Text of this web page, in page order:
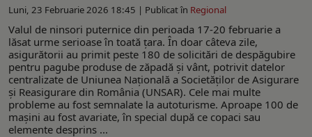
Luni, 23 Februarie 2026 18:45 | Publicat în Regional
Valul de ninsori puternice din perioada 17-20 februarie a
lăsat urme serioase în toată țara. În doar câteva zile,
asigurătorii au primit peste 180 de solicitări de despăgubire
pentru pagube produse de zăpadă și vânt, potrivit datelor
centralizate de Uniunea Națională a Societăților de Asigurare
și Reasigurare din România (UNSAR). Cele mai multe
probleme au fost semnalate la autoturisme. Aproape 100 de
mașini au fost avariate, în special după ce copaci sau
elemente desprins ...